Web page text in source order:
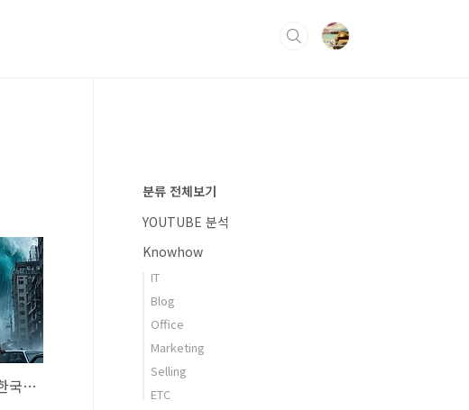
일본에서 발생한 쓰나미가 한국을 덮칠 가능성 분석
분류 전체보기
YOUTUBE 분석
Knowhow
IT
Blog
Office
Marketing
Selling
ETC